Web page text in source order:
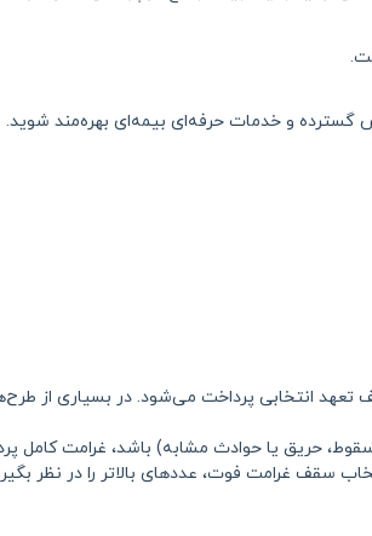
گسترده و خدمات حرفه‌ای بیمه‌ای بهره‌مند شوید.
تعهد انتخابی پرداخت می‌شود. در بسیاری از
حریق یا حوادث مشابه) باشد، غرامت کامل
سقف غرامت فوت، عددهای بالاتر را در نظر